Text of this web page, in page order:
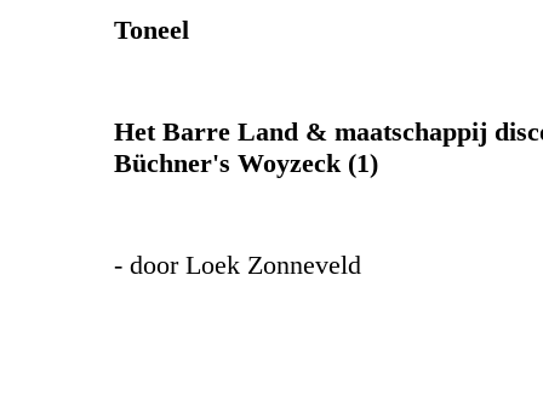
Toneel
Het Barre Land & maatschappij
Büchner's Woyzeck (1)
- door Loek Zonneveld